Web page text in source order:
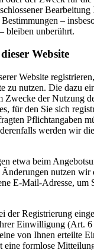
–
bleiben unberührt.
Website
Website
zu nutzen. Die dazu
Zwecke der Nutzung
für den Sie sich
Pflichtangaben
werden wir
etwa beim
nutzen wir
E-Mail-Adresse, um
der Registrierung
Einwilligung (Art. 6
von Ihnen erteilte
eine formlose